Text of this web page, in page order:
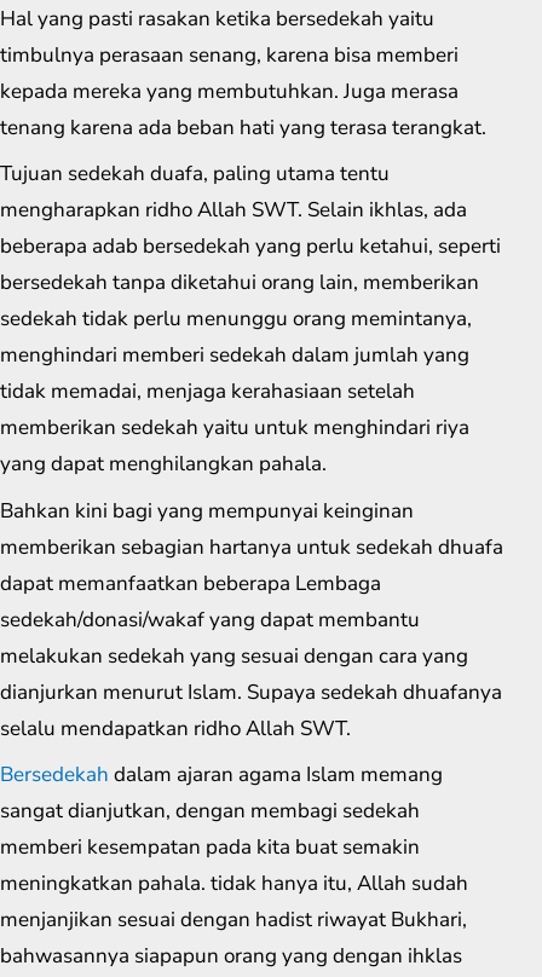
Hal yang pasti rasakan ketika bersedekah yaitu
timbulnya perasaan senang, karena bisa memberi
kepada mereka yang membutuhkan. Juga merasa
tenang karena ada beban hati yang terasa terangkat.
Tujuan sedekah duafa, paling utama tentu
mengharapkan ridho Allah SWT. Selain ikhlas, ada
beberapa adab bersedekah yang perlu ketahui, seperti
bersedekah tanpa diketahui orang lain, memberikan
sedekah tidak perlu menunggu orang memintanya,
menghindari memberi sedekah dalam jumlah yang
tidak memadai, menjaga kerahasiaan setelah
memberikan sedekah yaitu untuk menghindari riya
yang dapat menghilangkan pahala.
Bahkan kini bagi yang mempunyai keinginan
memberikan sebagian hartanya untuk sedekah dhuafa
dapat memanfaatkan beberapa Lembaga
sedekah/donasi/wakaf yang dapat membantu
melakukan sedekah yang sesuai dengan cara yang
dianjurkan menurut Islam. Supaya sedekah dhuafanya
selalu mendapatkan ridho Allah SWT.
Bersedekah dalam ajaran agama Islam memang
sangat dianjutkan, dengan membagi sedekah
memberi kesempatan pada kita buat semakin
meningkatkan pahala. tidak hanya itu, Allah sudah
menjanjikan sesuai dengan hadist riwayat Bukhari,
bahwasannya siapapun orang yang dengan ihklas